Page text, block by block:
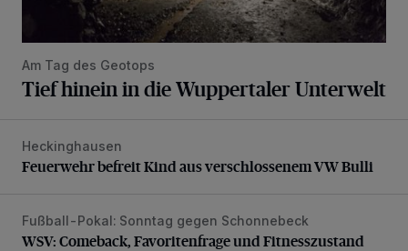
Am Tag des Geotops
Tief hinein in die Wuppertaler Unterwelt
Feuerwehr befreit Kind aus verschlossenem VW Bulli
Heckinghausen
Feuerwehr befreit Kind aus verschlossenem VW Bulli
WSV: Comeback, Favoritenfrage und Fitnesszustand
Fußball-Pokal: Sonntag gegen Schonnebeck
WSV: Comeback, Favoritenfrage und Fitnesszustand